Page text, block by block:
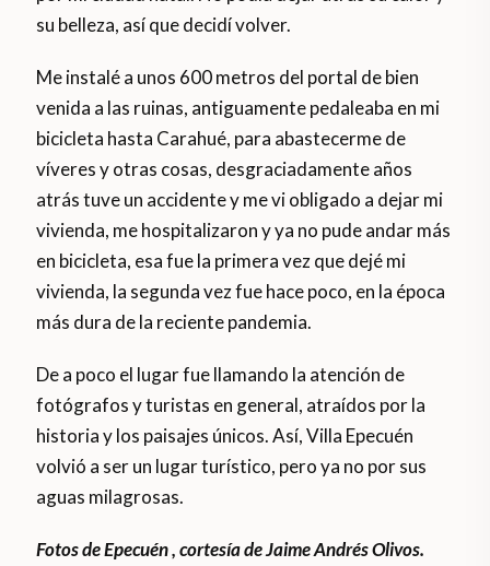
su belleza, así que decidí volver.
Me instalé a unos 600 metros del portal de bien
venida a las ruinas, antiguamente pedaleaba en mi
bicicleta hasta Carahué, para abastecerme de
víveres y otras cosas, desgraciadamente años
atrás tuve un accidente y me vi obligado a dejar mi
vivienda, me hospitalizaron y ya no pude andar más
en bicicleta, esa fue la primera vez que dejé mi
vivienda, la segunda vez fue hace poco, en la época
más dura de la reciente pandemia.
De a poco el lugar fue llamando la atención de
fotógrafos y turistas en general, atraídos por la
historia y los paisajes únicos. Así, Villa Epecuén
volvió a ser un lugar turístico, pero ya no por sus
aguas milagrosas.
Fotos de Epecuén , cortesía de Jaime Andrés Olivos.